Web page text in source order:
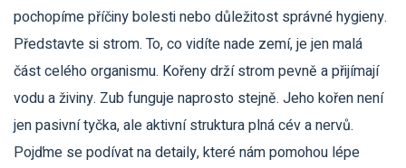
pochopíme příčiny bolesti nebo důležitost správné hygieny.
Představte si strom. To, co vidíte nade zemí, je jen malá
část celého organismu. Kořeny drží strom pevně a přijímají
vodu a živiny. Zub funguje naprosto stejně. Jeho kořen není
jen pasivní tyčka, ale aktivní struktura plná cév a nervů.
Pojďme se podívat na detaily, které nám pomohou lépe